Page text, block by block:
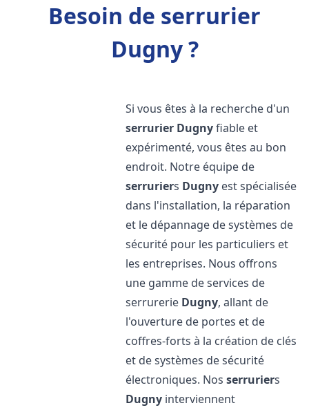
Besoin de serrurier
Dugny ?
Si vous êtes à la recherche d'un
serrurier Dugnyfiable et
expérimenté, vous êtes au bon
endroit. Notre équipe de
serruriers Dugny est spécialisée
dans l'installation, la réparation
et le dépannage de systèmes de
sécurité pour les particuliers et
les entreprises. Nous offrons
une gamme de services de
serrurerie Dugny, allant de
l'ouverture de portes et de
coffres-forts à la création de clés
et de systèmes de sécurité
électroniques. Nosserruriers
Dugny interviennent